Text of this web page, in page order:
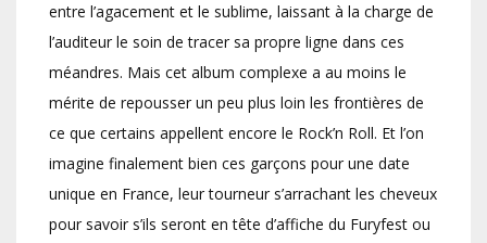
entre l’agacement et le sublime, laissant à la charge de
l’auditeur le soin de tracer sa propre ligne dans ces
méandres. Mais cet album complexe a au moins le
mérite de repousser un peu plus loin les frontières de
ce que certains appellent encore le Rock’n Roll. Et l’on
imagine finalement bien ces garçons pour une date
unique en France, leur tourneur s’arrachant les cheveux
pour savoir s’ils seront en tête d’affiche du Furyfest ou